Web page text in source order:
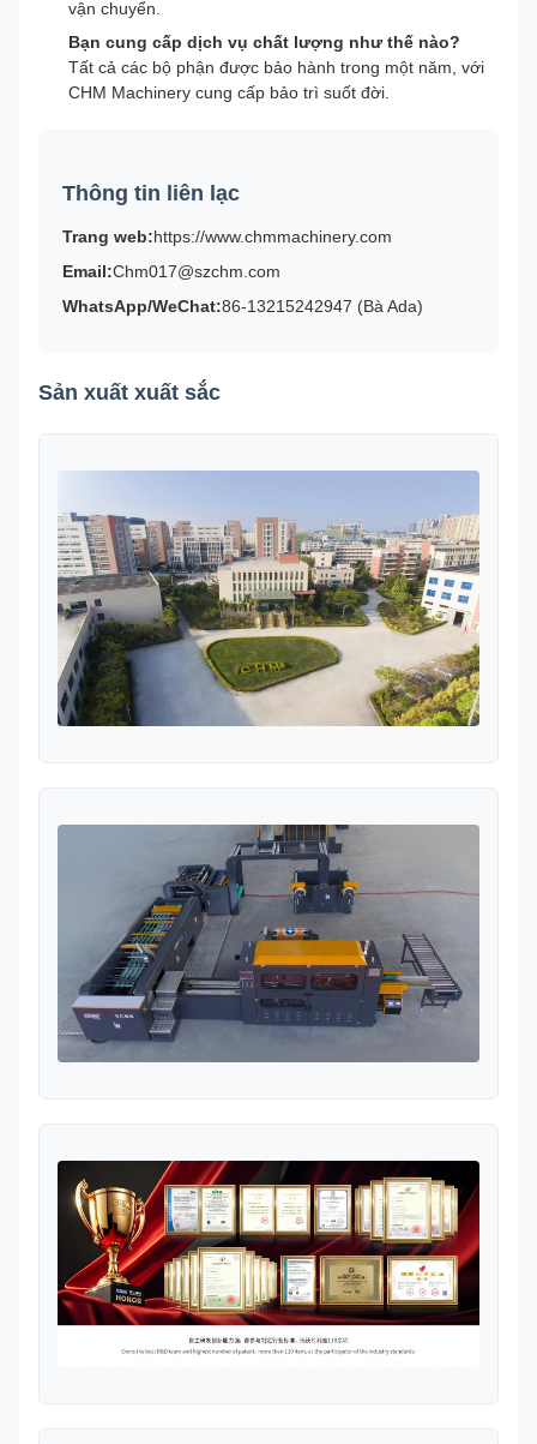
vận chuyển.
Bạn cung cấp dịch vụ chất lượng như thế nào?
Tất cả các bộ phận được bảo hành trong một năm, với
CHM Machinery cung cấp bảo trì suốt đời.
Thông tin liên lạc
Trang web:https://www.chmmachinery.com
Email:Chm017@szchm.com
WhatsApp/WeChat:86-13215242947 (Bà Ada)
Sản xuất xuất sắc